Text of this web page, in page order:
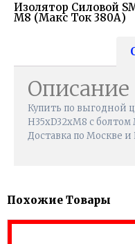
Изолятор Силовой
М8 (Макс Ток 380А)
Описание
Купить по выгодной
H35хD32хМ8 с
Доставка по Москве
Похожие Товары